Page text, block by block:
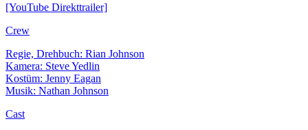
[YouTube Direkttrailer]
Crew
Regie, Drehbuch: Rian Johnson
Kamera: Steve Yedlin
Kostüm: Jenny Eagan
Musik: Nathan Johnson
Cast